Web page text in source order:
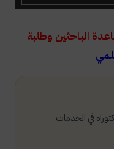
في الخدمات
الباحثين وطلبة